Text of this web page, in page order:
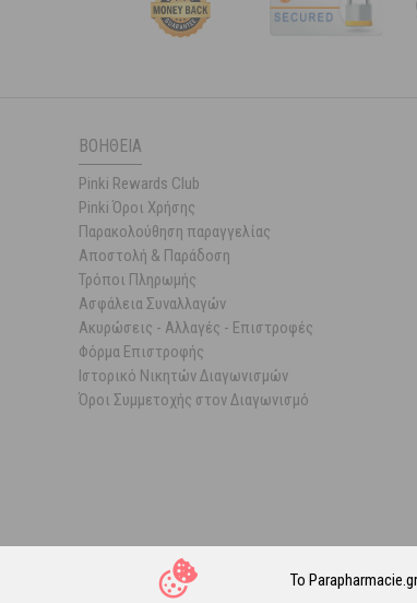
Το
ΒΟΉΘΕΙΑ
Pinki Rewards Club
Pinki Όροι Χρήσης
Παρακολούθηση παραγγελίας
Αποστολή & Παράδοση
Τρόποι Πληρωμής
Ασφάλεια Συναλλαγών
Ακυρώσεις - Αλλαγές - Επιστροφές
Φόρμα Επιστροφής
Ιστορικό Νικητών Διαγωνισμών
Όροι Συμμετοχής στον Διαγωνισμό